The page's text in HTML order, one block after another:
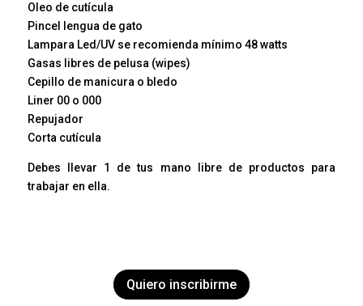
Oleo de cutícula
Pincel lengua de gato
Lampara Led/UV se recomienda mínimo 48 watts
Gasas libres de pelusa (wipes)
Cepillo de manicura o bledo
Liner 00 o 000
Repujador
Corta cutícula
Debes llevar 1 de tus mano libre de productos para
trabajar en ella.
Quiero inscribirme